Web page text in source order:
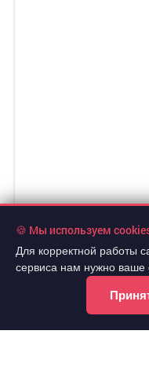
🍪 Мы используем
Для корректной работы
сервиса нам нужно ваше